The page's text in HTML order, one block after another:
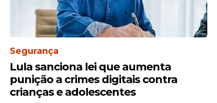
Segurança
Lula sanciona lei que aumenta
punição a crimes digitais contra
crianças e adolescentes